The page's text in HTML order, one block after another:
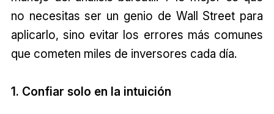
no necesitas ser un genio de Wall Street para
aplicarlo, sino evitar los errores más comunes
que cometen miles de inversores cada día.
1. Confiar solo en la intuición